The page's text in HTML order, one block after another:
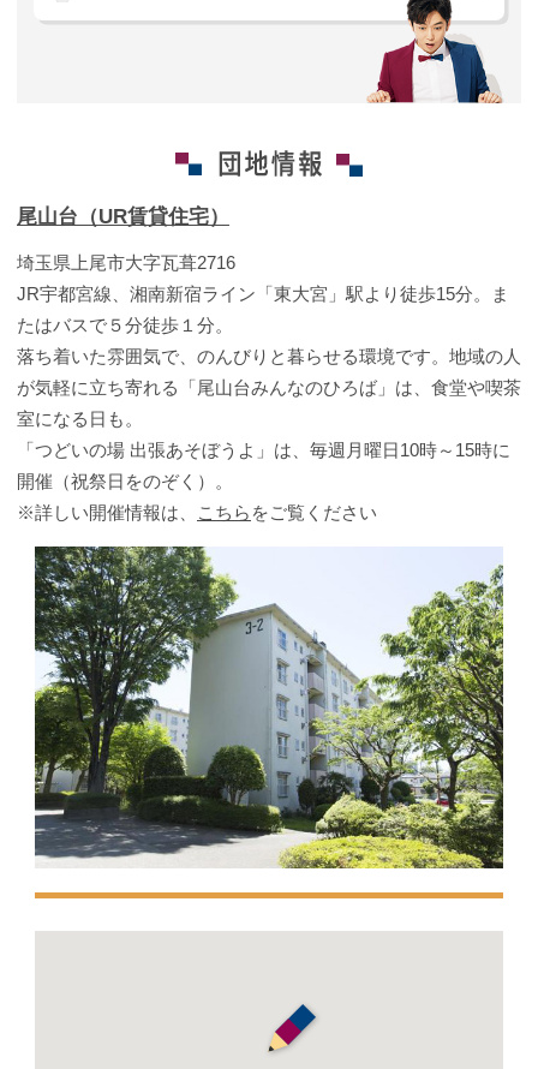
尾山台（UR賃貸住宅）
埼玉県上尾市大字瓦葺2716
JR宇都宮線、湘南新宿ライン「東大宮」駅より徒歩15分。ま
たはバスで５分徒歩１分。
落ち着いた雰囲気で、のんびりと暮らせる環境です。地域の人
が気軽に立ち寄れる「尾山台みんなのひろば」は、食堂や喫茶
室になる日も。
「つどいの場 出張あそぼうよ」は、毎週月曜日10時～15時に
開催（祝祭日をのぞく）。
※詳しい開催情報は、
こちら をご覧ください